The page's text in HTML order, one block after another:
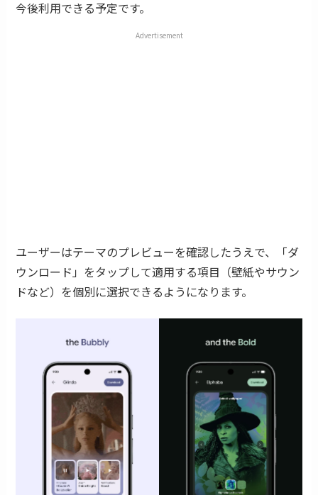
今後利用できる予定です。
Advertisement
ユーザーはテーマのプレビューを確認したうえで、「ダ
ウンロード」をタップして適用する項目（壁紙やサウン
ドなど）を個別に選択できるようになります。